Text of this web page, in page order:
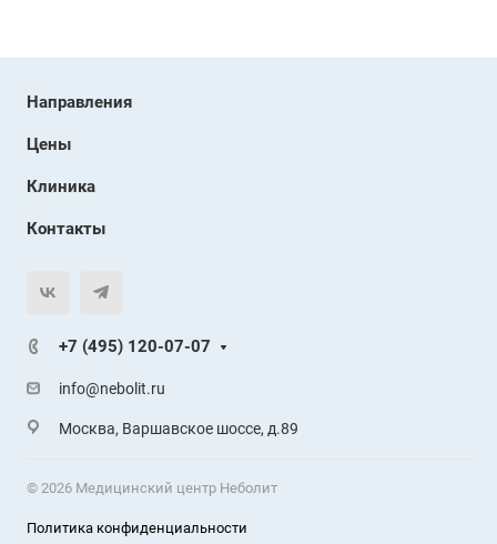
Направления
Цены
Клиника
Контакты
+7 (495) 120-07-07
info@nebolit.ru
Москва, Варшавское шоссе, д.89
© 2026 Медицинский центр Неболит
Политика конфиденциальности